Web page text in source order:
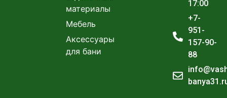
материалы
Мебель
Аксессуары
для бани
17:00
+7-
951-
157-90-
88